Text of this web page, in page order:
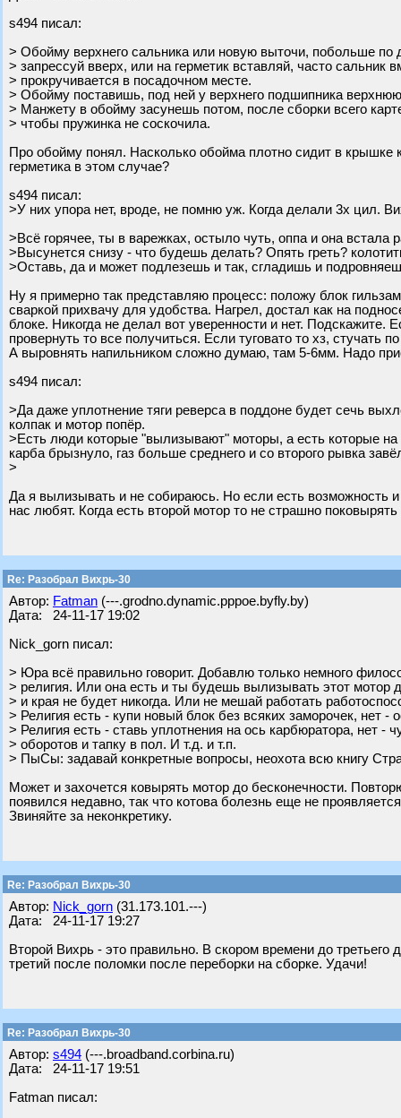
s494 писал:
> Обойму верхнего сальника или новую выточи, побольше по
> запрессуй вверх, или на герметик вставляй, часто сальник
> прокручивается в посадочном месте.
> Обойму поставишь, под ней у верхнего подшипника
> Манжету в обойму засунешь потом, после сборки всего
> чтобы пружинка не соскочила.
Про обойму понял. Насколько обойма плотно сидит в крышке
герметика в этом случае?
s494 писал:
>У них упора нет, вроде, не помню уж. Когда делали 3х цил.
>Всё горячее, ты в варежках, остыло чуть, оппа и она встала
>Высунется снизу - что будешь делать? Опять греть?
>Оставь, да и может подлезешь и так, сгладишь и
Ну я примерно так представляю процесс: положу блок
сваркой прихвачу для удобства. Нагрел, достал как на
блоке. Никогда не делал вот уверенности и нет.
провернуть то все получиться. Если туговато то хз, стучать
А выровнять напильником сложно думаю, там 5-6мм. Надо
s494 писал:
>Да даже уплотнение тяги реверса в поддоне будет сечь
колпак и мотор попёр.
>Есть люди которые "вылизывают" моторы, а есть которые
карба брызнуло, газ больше среднего и со второго рывка
>
Да я вылизывать и не собираюсь. Но если есть возможность
нас любят. Когда есть второй мотор то не страшно
Re: Разобрал Вихрь-30
Автор: Fatman (---.grodno.dynamic.pppoe.byfly.by)
Дата: 24-11-17 19:02
Nick_gorn писал:
> Юра всё правильно говорит. Добавлю только немного
> религия. Или она есть и ты будешь вылизывать этот мотор
> и края не будет никогда. Или не мешай работать
> Религия есть - купи новый блок без всяких заморочек, нет -
> Религия есть - ставь уплотнения на ось карбюратора, нет -
> оборотов и тапку в пол. И т.д. и т.п.
> ПыСы: задавай конкретные вопросы, неохота всю книгу
Может и захочется ковырять мотор до бесконечности.
появился недавно, так что котова болезнь еще не
Звиняйте за неконкретику.
Re: Разобрал Вихрь-30
Автор: Nick_gorn (31.173.101.---)
Дата: 24-11-17 19:27
Второй Вихрь - это правильно. В скором времени до
третий после поломки после переборки на сборке. Удачи!
Re: Разобрал Вихрь-30
Автор: s494 (---.broadband.corbina.ru)
Дата: 24-11-17 19:51
Fatman писал: